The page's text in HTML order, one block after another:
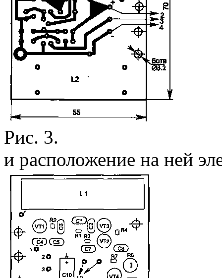
Рис. 3.
и расположение на ней